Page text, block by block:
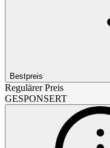
Bestpreis
Regulärer Preis
GESPONSERT